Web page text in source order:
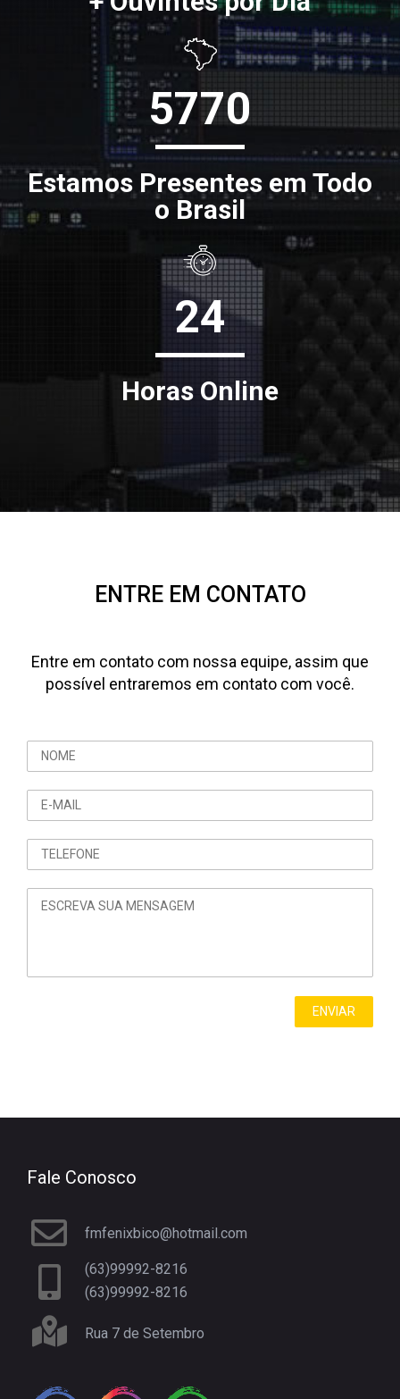
5770
Estamos Presentes em Todo
o Brasil
24
Horas Online
ENTRE EM CONTATO
Entre em contato com nossa equipe, assim que
possível entraremos em contato com você.
Fale Conosco
fmfenixbico@hotmail.com
(63)99992-8216
(63)99992-8216
Rua 7 de Setembro